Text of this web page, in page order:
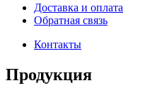
Доставка и оплата
Обратная связь
Контакты
Продукция